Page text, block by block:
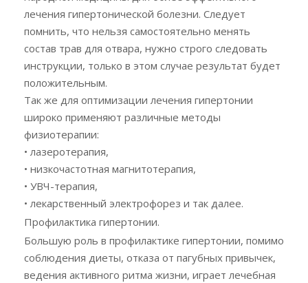
лечения гипертонической болезни. Следует
помнить, что нельзя самостоятельно менять
состав трав для отвара, нужно строго следовать
инструкции, только в этом случае результат будет
положительным.
Так же для оптимизации лечения гипертонии
широко применяют различные методы
физиотерапии:
• лазеротерапия,
• низкочастотная магнитотерапия,
• УВЧ-терапия,
• лекарственный электрофорез и так далее.
Профилактика гипертонии.
Большую роль в профилактике гипертонии, помимо
соблюдения диеты, отказа от пагубных привычек,
ведения активного ритма жизни, играет лечебная